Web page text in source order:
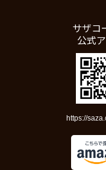
サザコ
公式
https://